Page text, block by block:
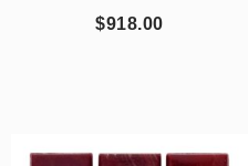
$918.00